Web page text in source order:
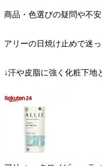
商品・色選びの疑問や不
アリーの日焼け止めで迷
↓汗や皮脂に強く化粧下地